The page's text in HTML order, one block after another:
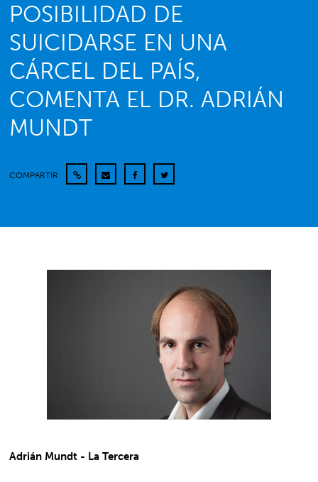
POSIBILIDAD DE
SUICIDARSE EN UNA
CÁRCEL DEL PAÍS,
COMENTA EL DR. ADRIÁN
MUNDT
COMPARTIR
Adrián Mundt - La Tercera